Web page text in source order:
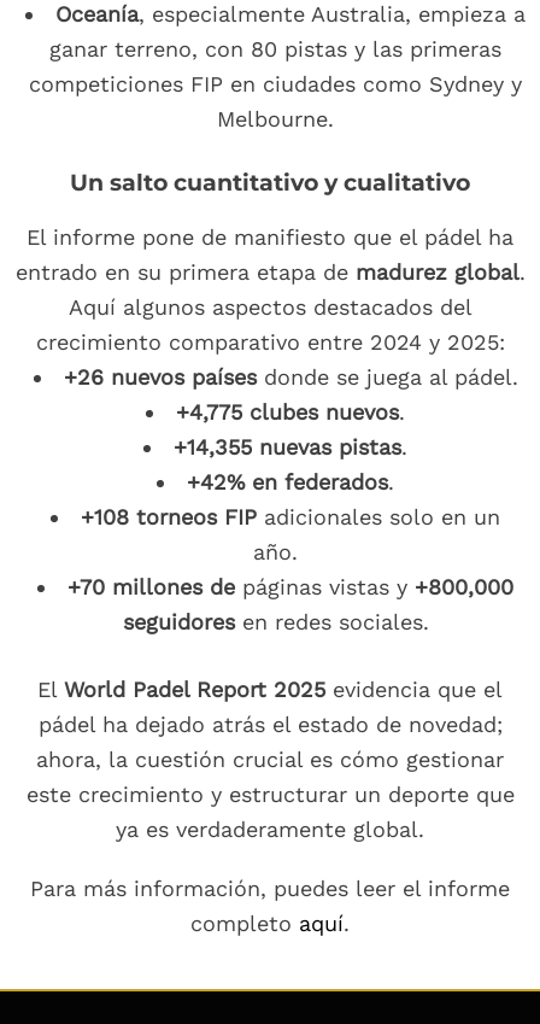
Oceanía, especialmente Australia, empieza a
ganar terreno, con 80 pistas y las primeras
competiciones FIP en ciudades como Sydney y
Melbourne.
Un salto cuantitativo y cualitativo
El informe pone de manifiesto que el pádel ha
entrado en su primera etapa de madurez global.
Aquí algunos aspectos destacados del
crecimiento comparativo entre 2024 y 2025:
+26 nuevos paísesdonde se juega al pádel.
+4,775 clubes nuevos.
+14,355 nuevas pistas.
+42% en federados.
+108 torneos FIP adicionales solo en un
año.
+70 millones de páginas vistas y +800,000
seguidoresen redes sociales.
El World Padel Report 2025 evidencia que el
pádel ha dejado atrás el estado de novedad;
ahora, la cuestión crucial es cómo gestionar
este crecimiento y estructurar un deporte que
ya es verdaderamente global.
Para más información, puedes leer el informe
completo aquí.